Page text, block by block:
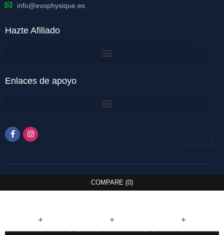
info@evophysique.es
Hazte Afiliado
Enlaces de apoyo
COMPARE (0)